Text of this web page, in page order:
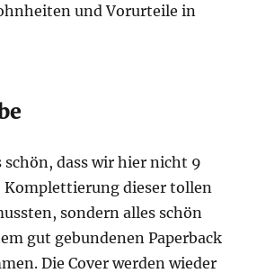
und Vorurteile in
dass wir hier nicht 9
Komplettierung dieser tollen
sondern alles schön
gut gebundenen Paperback
Die Cover werden wieder